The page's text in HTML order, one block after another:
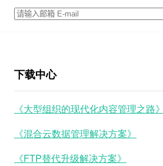
下载中心
《大型组织的现代化内容管理之路》
《混合云数据管理解决方案》
《FTP替代升级解决方案》